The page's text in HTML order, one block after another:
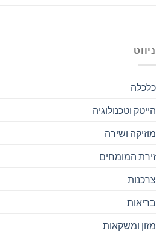
ניווט
כלכלה
הייטק וטכנולוגיה
מוזיקה ושירה
זירת המומחים
צרכנות
בריאות
מזון ומשקאות